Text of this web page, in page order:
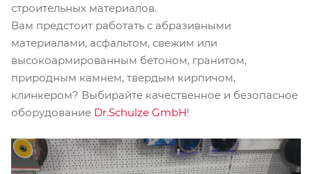
строительных материалов.
Вам предстоит работать с абразивными
материалами, асфальтом, свежим или
высокоармированным бетоном, гранитом,
природным камнем, твердым кирпичом,
клинкером? Выбирайте качественное и безопасное
оборудование Dr.Schulze GmbH!